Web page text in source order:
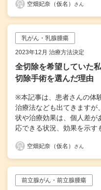
空畑妃奈（仮名） さん
乳がん・乳腺腫瘍
2023年12月 治療方法決定
全切除を希望していた
切除手術を選んだ理由
※本記事は、患者さんの体
治療法なども出てきますが
状や治療効果は、個人差が
応できる状況、効果を示す
空畑妃奈（仮名） さん
前立腺がん・前立腺腫瘍